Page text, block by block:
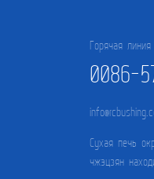
Горячая
0086-
Сухая печь
чжэцзян